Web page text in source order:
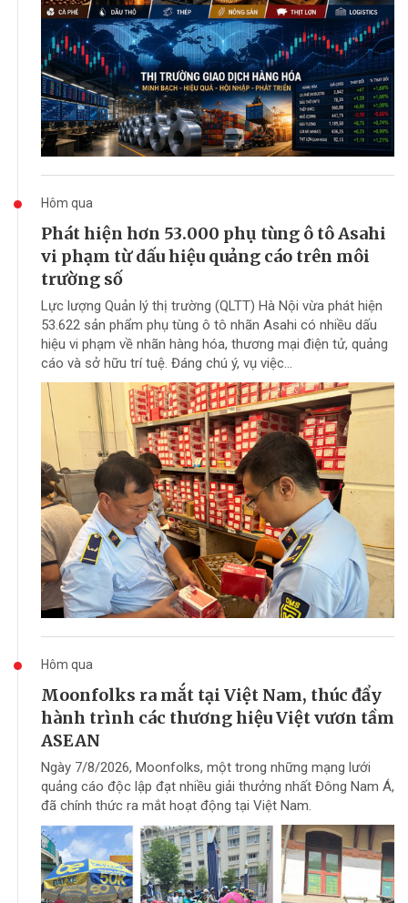
Hôm qua
Phát hiện hơn 53.000 phụ tùng ô tô Asahi
vi phạm từ dấu hiệu quảng cáo trên môi
trường số
Lực lượng Quản lý thị trường (QLTT) Hà Nội vừa phát hiện
53.622 sản phẩm phụ tùng ô tô nhãn Asahi có nhiều dấu
hiệu vi phạm về nhãn hàng hóa, thương mại điện tử, quảng
cáo và sở hữu trí tuệ. Đáng chú ý, vụ việc...
Hôm qua
Moonfolks ra mắt tại Việt Nam, thúc đẩy
hành trình các thương hiệu Việt vươn tầm
ASEAN
Ngày 7/8/2026, Moonfolks, một trong những mạng lưới
quảng cáo độc lập đạt nhiều giải thưởng nhất Đông Nam Á,
đã chính thức ra mắt hoạt động tại Việt Nam.